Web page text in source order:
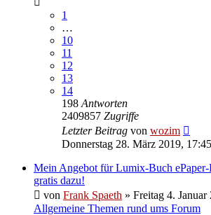
1
…
10
11
12
13
14
198 Antworten
2409857 Zugriffe
Letzter Beitrag von wozim
Donnerstag 28. März 2019, 17:45
Mein Angebot für Lumix-Buch
gratis dazu!
von Frank Spaeth » Freitag 4.
Allgemeine Themen rund ums Forum